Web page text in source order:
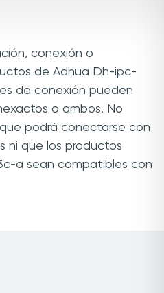
conexión o
de Adhua Dh-ipc-
de conexión pueden
o ambos. No
podrá conectarse con
ni que los productos
a sean compatibles con